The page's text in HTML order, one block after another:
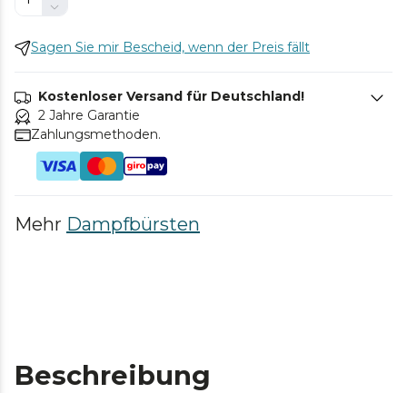
Sagen Sie mir Bescheid, wenn der Preis fällt
Kostenloser Versand für Deutschland!
2 Jahre Garantie
Zahlungsmethoden.
Mehr Dampfbürsten
Beschreibung